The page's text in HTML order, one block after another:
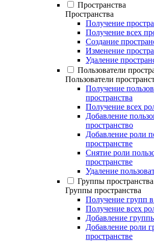
Пространства
Пространства
Получение
Получение всех
Создание
Изменение
Удаление
Пользователи
Пользователи
Получение
пространства
Получение всех
Добавление
пространство
Добавление роли
пространстве
Снятие роли
пространстве
Удаление
Группы пространства
Группы пространства
Получение групп в
Получение всех
Добавление
Добавление роли
пространстве